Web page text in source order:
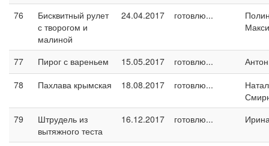
76
Бисквитный рулет
с творогом и
малиной
24.04.2017 готовлю...
77 Пирог с вареньем 15.05.2017 готовлю...
78
Пахлава крымская 18.08.2017 готовлю...
79
Штрудель из
вытяжного теста
16.12.2017 готовлю...